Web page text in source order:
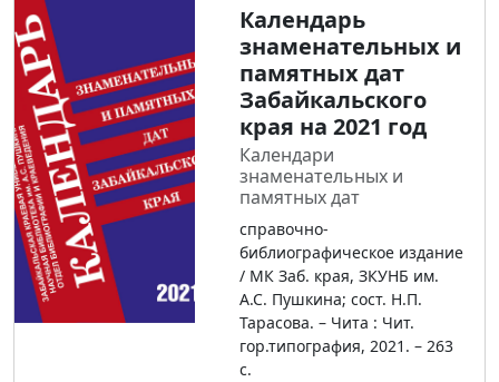
Календарь
знаменательных и
памятных дат
Забайкальского
края на 2021 год
Календари
знаменательных и
памятных дат
справочно-
библиографическое издание
/ МК Заб. края, ЗКУНБ им.
А.С. Пушкина; сост. Н.П.
Тарасова. – Чита : Чит.
гор.типография, 2021. – 263
с.